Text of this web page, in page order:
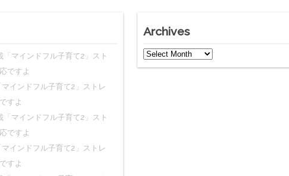
マインドフル子育て2」スト
ですよ
インドフル子育て2」ストレ
すよ
マインドフル子育て2」スト
ですよ
インドフル子育て2」ストレ
すよ
Archives